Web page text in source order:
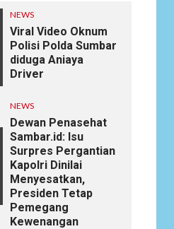
NEWS
Viral Video Oknum
Polisi Polda Sumbar
diduga Aniaya
Driver
NEWS
Dewan Penasehat
Sambar.id: Isu
Surpres Pergantian
Kapolri Dinilai
Menyesatkan,
Presiden Tetap
Pemegang
Kewenangan